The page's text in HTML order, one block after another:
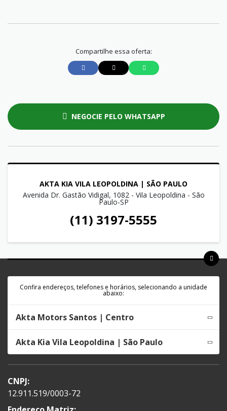
Compartilhe essa oferta:
NEGOCIE PELO WHATSAPP
AKTA KIA VILA LEOPOLDINA | SÃO PAULO
Avenida Dr. Gastão Vidigal, 1082 - Vila Leopoldina - São
Paulo-SP
(11) 3197-5555
Confira endereços, telefones e horários, selecionando a unidade
abaixo:
Akta Motors Santos | Centro
Akta Kia Vila Leopoldina | São Paulo
CNPJ:
12.911.519/0003-72